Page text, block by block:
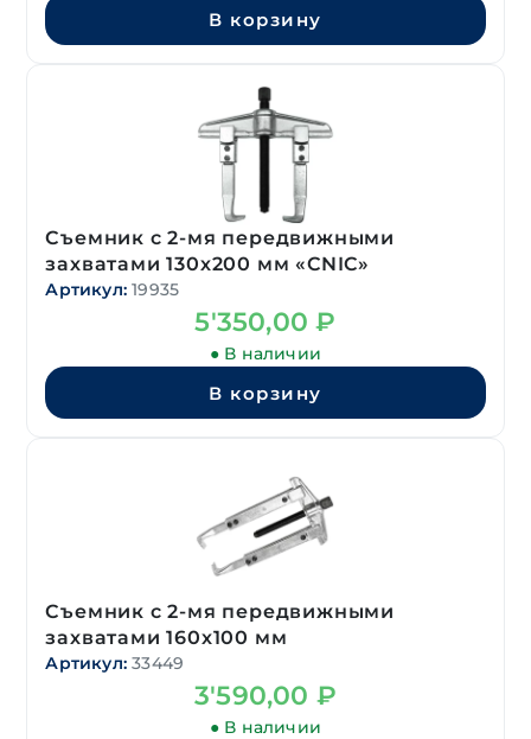
В корзину
Съемник с 2-мя передвижными
захватами 130х200 мм «CNIC»
Артикул: 19935
5'350,00₽
● В наличии
В корзину
Съемник с 2-мя передвижными
захватами 160х100 мм
Артикул: 33449
3'590,00 ₽
● В наличии